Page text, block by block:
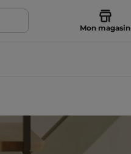
Mon magasin